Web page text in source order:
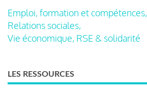
Emploi, formation et compétences,
Relations sociales,
Vie économique, RSE & solidarité
LES RESSOURCES